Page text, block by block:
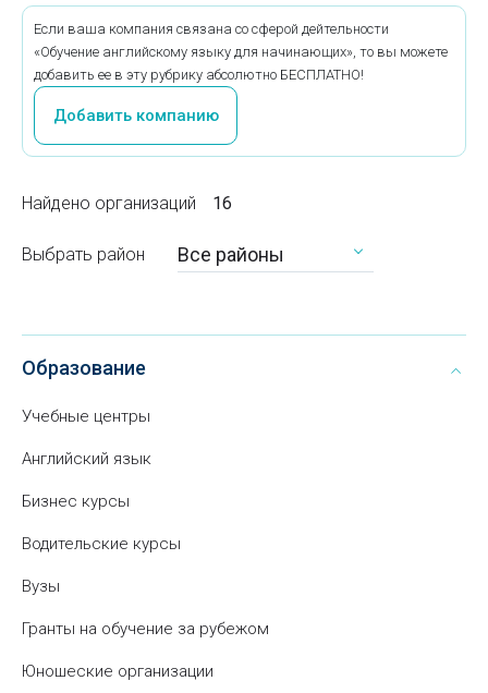
Если ваша компания связана со сферой дейтельности
«Обучение английскому языку для начинающих», то вы можете
добавить ее в эту рубрику абсолютно БЕСПЛАТНО!
Добавить компанию
Найдено организаций 16
Выбрать район Все районы
Образование
Учебные центры
Английский язык
Бизнес курсы
Водительские курсы
Вузы
Гранты на обучение за рубежом
Юношеские организации